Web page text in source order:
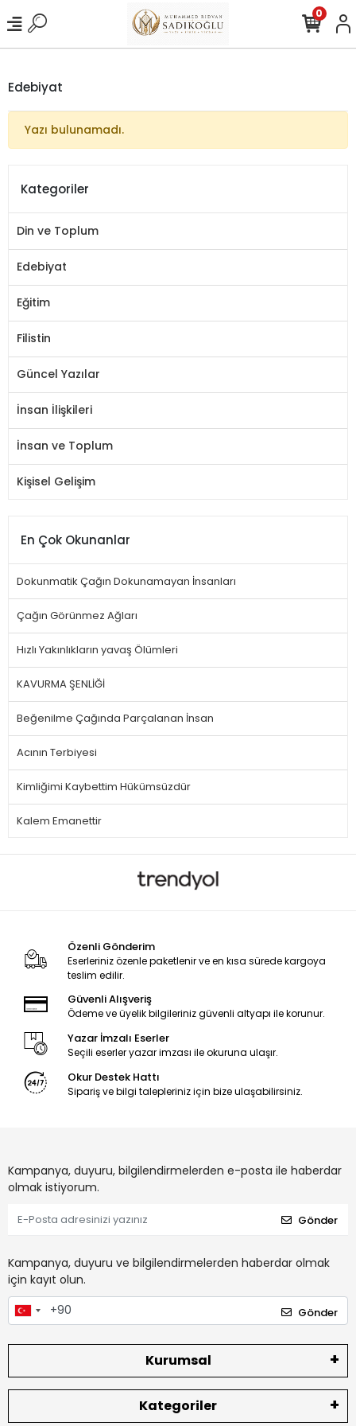
0
Edebiyat
Yazı bulunamadı.
Kategoriler
Din ve Toplum
Edebiyat
Eğitim
Filistin
Güncel Yazılar
İnsan İlişkileri
İnsan ve Toplum
Kişisel Gelişim
En Çok Okunanlar
Dokunmatik Çağın Dokunamayan İnsanları
Çağın Görünmez Ağları
Hızlı Yakınlıkların yavaş Ölümleri
KAVURMA ŞENLİĞİ
Beğenilme Çağında Parçalanan İnsan
Acının Terbiyesi
Kimliğimi Kaybettim Hükümsüzdür
Kalem Emanettir
Özenli Gönderim
Eserleriniz özenle paketlenir ve en kısa sürede kargoya
teslim edilir.
Güvenli Alışveriş
Ödeme ve üyelik bilgileriniz güvenli altyapı ile korunur.
Yazar İmzalı Eserler
Seçili eserler yazar imzası ile okuruna ulaşır.
Okur Destek Hattı
Sipariş ve bilgi talepleriniz için bize ulaşabilirsiniz.
Kampanya, duyuru, bilgilendirmelerden e-posta ile haberdar
olmak istiyorum.
Gönder
Kampanya, duyuru ve bilgilendirmelerden haberdar olmak
için kayıt olun.
Gönder
Kurumsal
Kategoriler